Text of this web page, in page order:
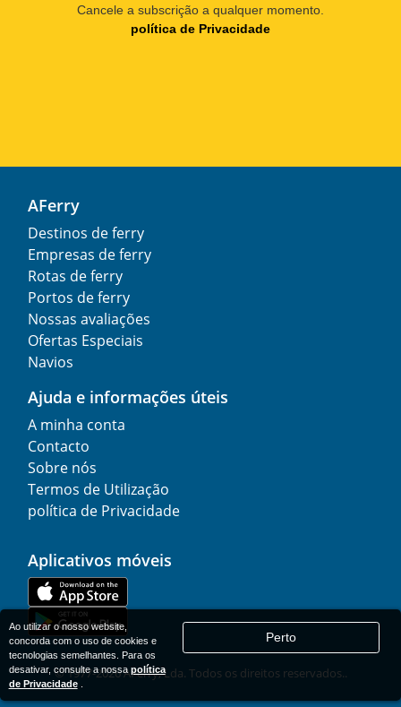
Cancele a subscrição a qualquer momento.
política de Privacidade
AFerry
Destinos de ferry
Empresas de ferry
Rotas de ferry
Portos de ferry
Nossas avaliações
Ofertas Especiais
Navios
Ajuda e informações úteis
A minha conta
Contacto
Sobre nós
Termos de Utilização
política de Privacidade
Aplicativos móveis
© 1977-2026AFerry, Lda. Todos os direitos reservados..
Ao utilizar o nosso website,
concorda com o uso de cookies e
tecnologias semelhantes. Para os
desativar, consulte a nossa política
de Privacidade.
Perto